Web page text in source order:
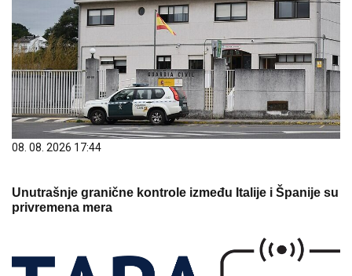
08. 08. 2026 17:44
Unutrašnje granične kontrole između Italije i Španije su
privremena mera